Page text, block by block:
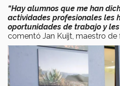
“Hay alumnos que me han
actividades profesionales les
oportunidades de trabajo y les
comentó Jan Kuijt, maestro de